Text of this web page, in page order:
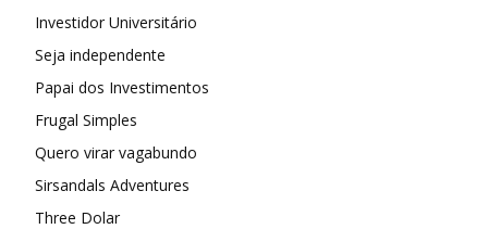
Investidor Universitário
Seja independente
Papai dos Investimentos
Frugal Simples
Quero virar vagabundo
Sirsandals Adventures
Three Dolar